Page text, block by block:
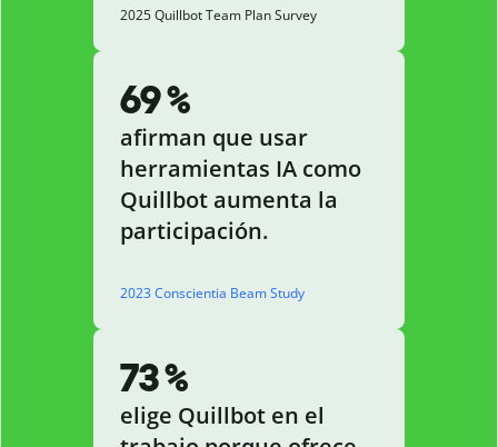
2025 Quillbot Team Plan Survey
69 %
afirman que usar
herramientas IA como
Quillbot aumenta la
participación.
2023 Conscientia Beam Study
73 %
elige Quillbot en el